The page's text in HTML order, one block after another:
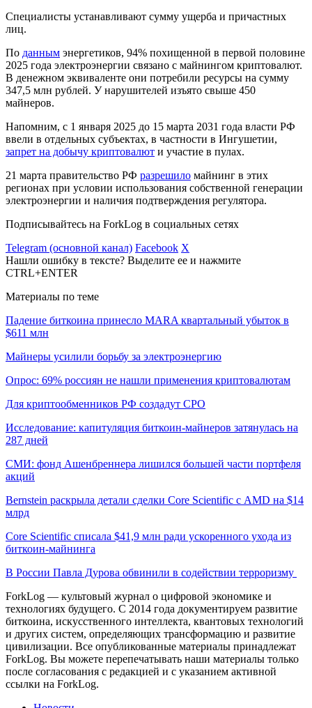
Специалисты устанавливают сумму ущерба и причастных
лиц.
По данным энергетиков, 94% похищенной в первой половине
2025 года электроэнергии связано с майнингом криптовалют.
В денежном эквиваленте они потребили ресурсы на сумму
347,5 млн рублей. У нарушителей изъято свыше 450
майнеров.
Напомним, с 1 января 2025 до 15 марта 2031 года власти РФ
ввели в отдельных субъектах, в частности в Ингушетии,
запрет на добычу криптовалют и участие в пулах.
21 марта правительство РФ разрешило майнинг в этих
регионах при условии использования собственной генерации
электроэнергии и наличия подтверждения регулятора.
Подписывайтесь на ForkLog в социальных сетях
Telegram (основной канал) Facebook X
Нашли ошибку в тексте? Выделите ее и нажмите
CTRL+ENTER
Материалы по теме
Падение биткоина принесло MARA квартальный убыток в
$611 млн
Майнеры усилили борьбу за электроэнергию
Опрос: 69% россиян не нашли применения криптовалютам
Для криптообменников РФ создадут СРО
Исследование: капитуляция биткоин-майнеров затянулась на
287 дней
СМИ: фонд Ашенбреннера лишился большей части портфеля
акций
Bernstein раскрыла детали сделки Core Scientific с AMD на $14
млрд
Core Scientific списала $41,9 млн ради ускоренного ухода из
биткоин-майнинга
В России Павла Дурова обвинили в содействии терроризму
ForkLog — культовый журнал о цифровой экономике и
технологиях будущего. С 2014 года документируем развитие
биткоина, искусственного интеллекта, квантовых технологий
и других систем, определяющих трансформацию и развитие
цивилизации. Все опубликованные материалы принадлежат
ForkLog. Вы можете перепечатывать наши материалы только
после согласования с редакцией и с указанием активной
ссылки на ForkLog.